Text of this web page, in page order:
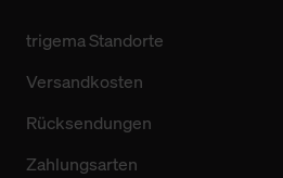
trigema Standorte
Versandkosten
Rücksendungen
Zahlungsarten